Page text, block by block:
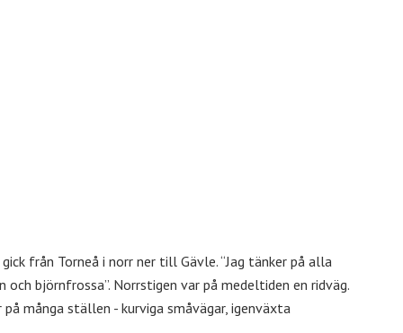
från Torneå i norr ner till Gävle. “Jag tänker på alla
björnfrossa”. Norrstigen var på medeltiden en ridväg.
många ställen - kurviga småvägar, igenväxta